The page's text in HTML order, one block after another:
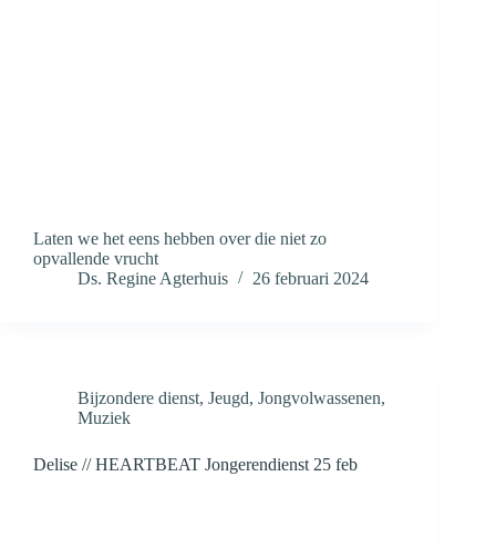
Laten we het eens hebben over die niet zo
opvallende vrucht
Ds. Regine Agterhuis
26 februari 2024
Bijzondere dienst, Jeugd, Jongvolwassenen,
Muziek
Delise // HEARTBEAT Jongerendienst 25 feb